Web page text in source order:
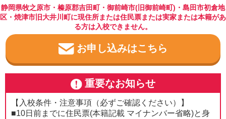
静岡県牧之原市・榛原郡吉田町・御前崎市(旧御前崎町)・島田市初倉地
区・焼津市旧大井川町に現住所または住民票または実家または本籍があ
る方は入校できません。
お申し込みはこちら
重要なお知らせ
【入校条件・注意事項（必ずご確認ください）】
■10日前までに住民票(本籍記載 マイナンバー省略)と身